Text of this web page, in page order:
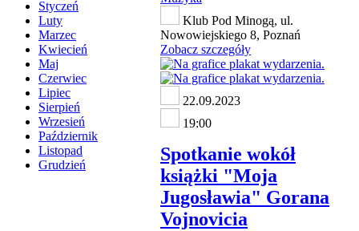
Styczeń
Luty
Marzec
Kwiecień
Maj
Czerwiec
Lipiec
Sierpień
Wrzesień
Październik
Listopad
Grudzień
Klub Pod Minogą, ul.
Nowowiejskiego 8, Poznań
Zobacz szczegóły
22.09.2023
19:00
Spotkanie wokół
książki "Moja
Jugosławia" Gorana
Vojnovicia